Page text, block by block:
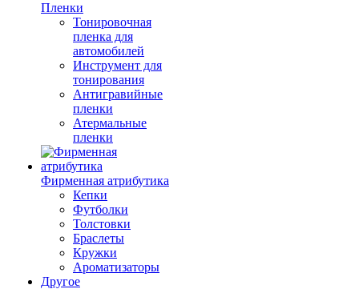
Пленки
Тонировочная
пленка для
автомобилей
Инструмент для
тонирования
Антигравийные
пленки
Атермальные
пленки
Фирменная атрибутика
Кепки
Футболки
Толстовки
Браслеты
Кружки
Ароматизаторы
Другое